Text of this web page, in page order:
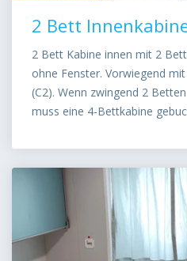
2 Bett
2 Bett Kabine innen mit 2
ohne Fenster. Vorwiegend
(C2). Wenn zwingend 2
muss eine 4-Bettkabine